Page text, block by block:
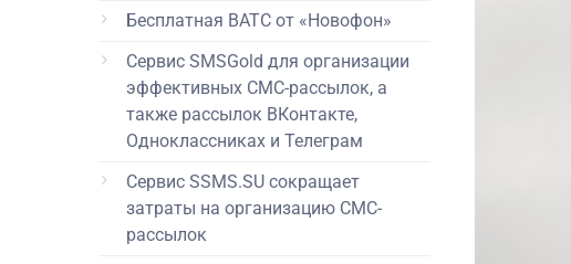
Бесплатная ВАТС от «Новофон»
Сервис SMSGold для организации
эффективных СМС-рассылок, а
также рассылок ВКонтакте,
Одноклассниках и Телеграм
Сервис SSMS.SU сокращает
затраты на организацию СМС-
рассылок